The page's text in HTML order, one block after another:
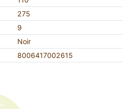
275
9
Noir
8006417002615